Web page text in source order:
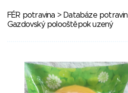
FÉR potravina > Databáze potravin
Gazdovský polooštěpok uzený